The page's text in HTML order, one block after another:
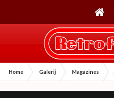
Home Galerij Magazines